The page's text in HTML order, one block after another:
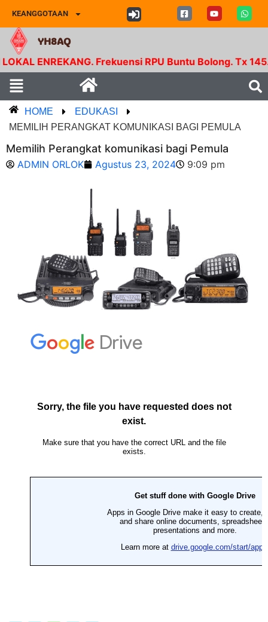
KEANGGOTAAN
YH8AQ
ENREKANG. Frekuensi RPU Buntu Bolong. Tx
HOME
EDUKASI
MEMILIH PERANGKAT KOMUNIKASI BAGI PEMULA
Memilih Perangkat komunikasi bagi Pemula
ADMIN ORLOK Agustus 23, 2024 9:09 pm